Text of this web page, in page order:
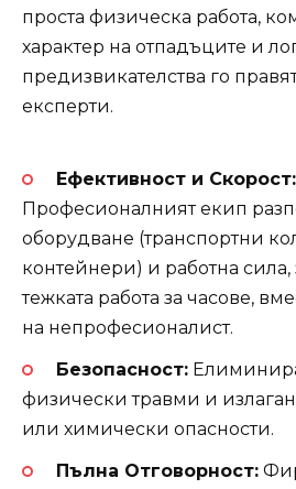
проста физическа работа,
характер на отпадъците и
предизвикателства го
експерти.
Ефективност и Скорост:
Професионалният екип
оборудване (транспортни
контейнери) и работна
тежката работа за часове,
на непрофесионалист.
Безопасност:Елиминира
физически травми и
или химически опасности.
Пълна Отговорност: